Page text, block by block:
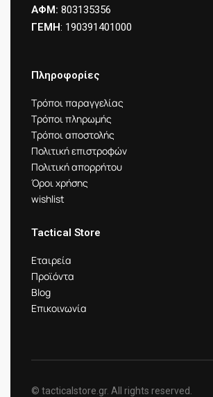
ΑΦΜ: 803135356
ΓΕΜΗ: 190391401000
Πληροφορίες
Τρόποι παραγγελίας
Τρόποι πληρωμής
Τρόποι αποστολής
Πολιτική επιστροφών
Πολιτική απορρήτου
Όροι χρήσης
wishlist
Tactical Store
Εταιρεία
Προϊόντα
Blog
Επικοινωνία
© tacticalstore.gr. All rights reserved.